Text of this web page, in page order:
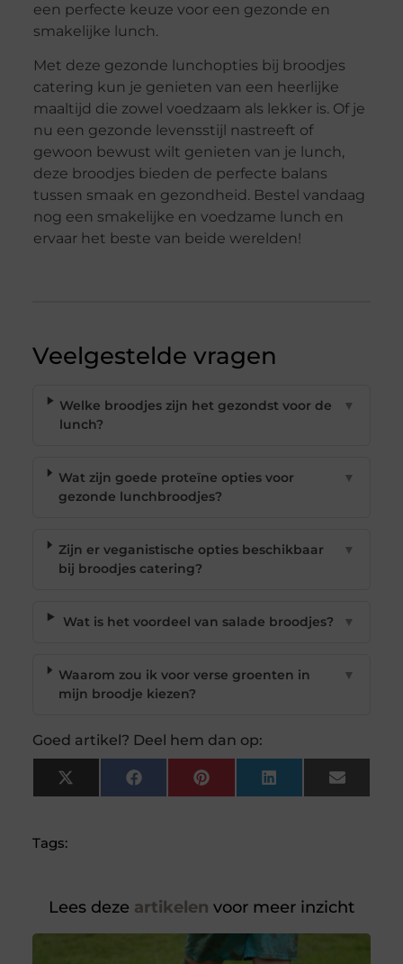
een perfecte keuze voor een gezonde en
smakelijke lunch.
Met deze gezonde lunchopties bij broodjes
catering kun je genieten van een heerlijke
maaltijd die zowel voedzaam als lekker is. Of je
nu een gezonde levensstijl nastreeft of
gewoon bewust wilt genieten van je lunch,
deze broodjes bieden de perfecte balans
tussen smaak en gezondheid. Bestel vandaag
nog een smakelijke en voedzame lunch en
ervaar het beste van beide werelden!
Veelgestelde vragen
Welke broodjes zijn het gezondst voor de
lunch?
▼
Wat zijn goede proteïne opties voor
gezonde lunchbroodjes?
▼
Zijn er veganistische opties beschikbaar
bij broodjes catering?
▼
Wat is het voordeel van salade broodjes? ▼
Waarom zou ik voor verse groenten in
mijn broodje kiezen?
▼
Goed artikel? Deel hem dan op:
X
(Twitter)
FacebookPinterest LinkedIn Email
Tags:
Lees deze artikelen voor meer inzicht